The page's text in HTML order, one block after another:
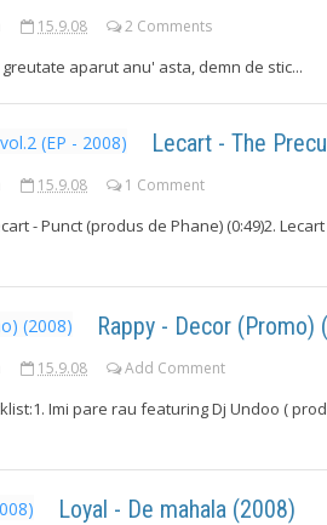
15.9.08 2 Comments
greutate aparut anu' asta, demn de stic...
Lecart - The
15.9.08 1 Comment
- Punct (produs de Phane) (0:49)2.
Rappy - Decor (Promo)
15.9.08 Add Comment
Imi pare rau featuring Dj Undoo (
Loyal - De mahala (2008)